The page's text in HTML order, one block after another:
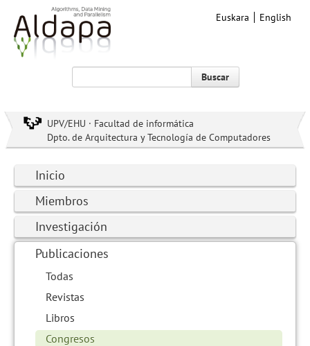
Euskara English
Buscar
UPV/EHU · Facultad de informática
Dpto. de Arquitectura y Tecnología de Computadores
Inicio
Miembros
Investigación
Publicaciones
Todas
Revistas
Libros
Congresos